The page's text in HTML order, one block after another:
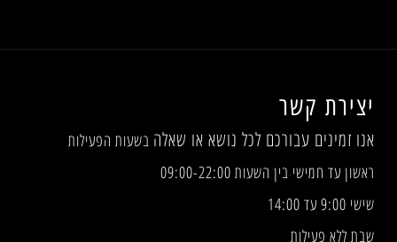
יצירת קשר
אנו זמינים עבורכם לכל נושא או שאלה בשעות הפעילות
ראשון עד חמישי בין השעות 09:00-22:00
שישי 9:00 עד 14:00
שבת ללא פעילות